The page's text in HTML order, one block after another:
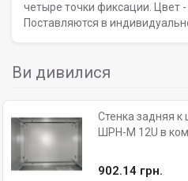
четыре точки фиксации. Цвет -
Поставляются в
Ви дивилися
Стенка задняя
ШРН-М 12U в
902.14 грн.